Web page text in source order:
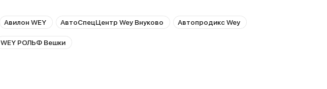
Авилон WEY АвтоСпецЦентр Wey Внуково Автопродикс Wey
WEY РОЛЬФ Вешки